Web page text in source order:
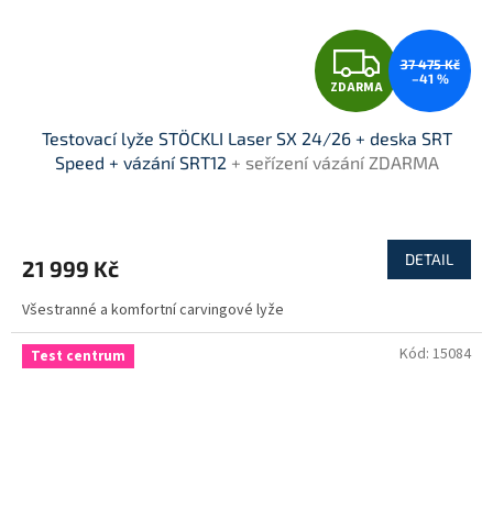
Z
D
A
M
A
ZDARMA
37 475 Kč
–41 %
Testovací lyže STÖCKLI Laser SX 24/26 + deska SRT
Speed + vázání SRT12 + seřízení vázání ZDARMA
21 999 Kč DETAIL
Všestranné a komfortní carvingové lyže
Test centrum Kód: 15084